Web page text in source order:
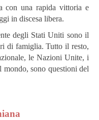
con una rapida vittoria e
in discesa libera.
degli Stati Uniti sono il
di famiglia. Tutto il resto,
le Nazioni Unite, i
sono questioni del